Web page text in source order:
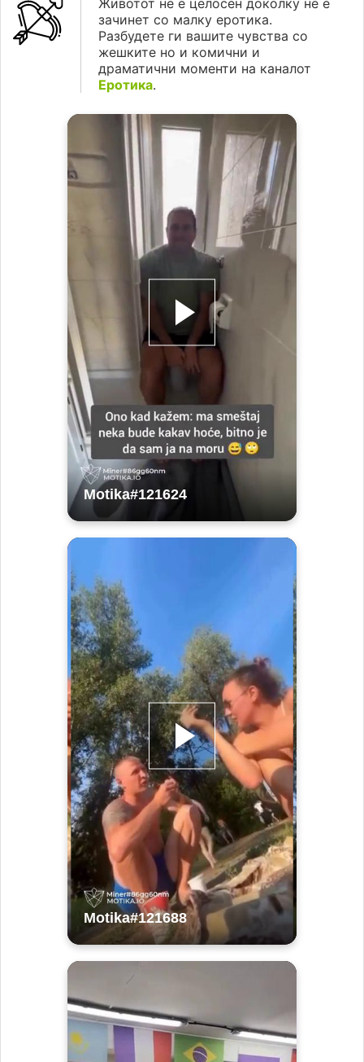
Животот не е целосен доколку не е
зачинет со малку еротика.
Разбудете ги вашите чувства со
жешките но и комични и
драматични моменти на каналот
Еротика.